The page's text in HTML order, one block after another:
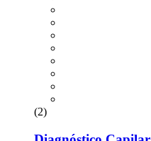
(2)